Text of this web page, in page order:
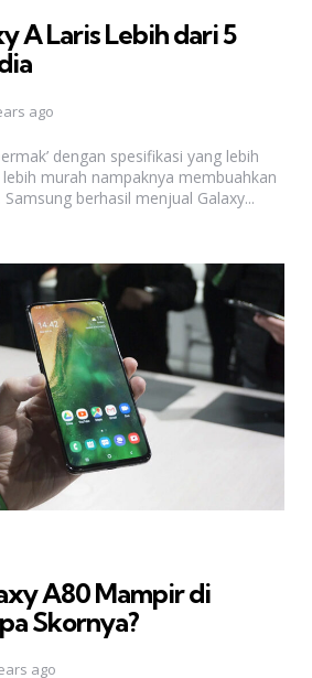
A Laris Lebih dari 5
ago
dengan spesifikasi yang lebih
murah nampaknya membuahkan
berhasil menjual Galaxy...
A80 Mampir di
Skornya?
ago